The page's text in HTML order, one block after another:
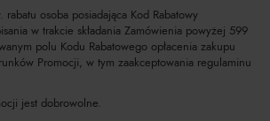
osoba posiadająca Kod Rabatowy
w trakcie składania Zamówienia powyżej 599
polu Kodu Rabatowego opłacenia zakupu
Promocji, w tym zaakceptowania regulaminu
jest dobrowolne.